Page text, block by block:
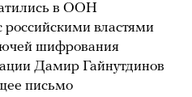
в ООН
российскими властями
шифрования
Дамир Гайнутдинов
письмо